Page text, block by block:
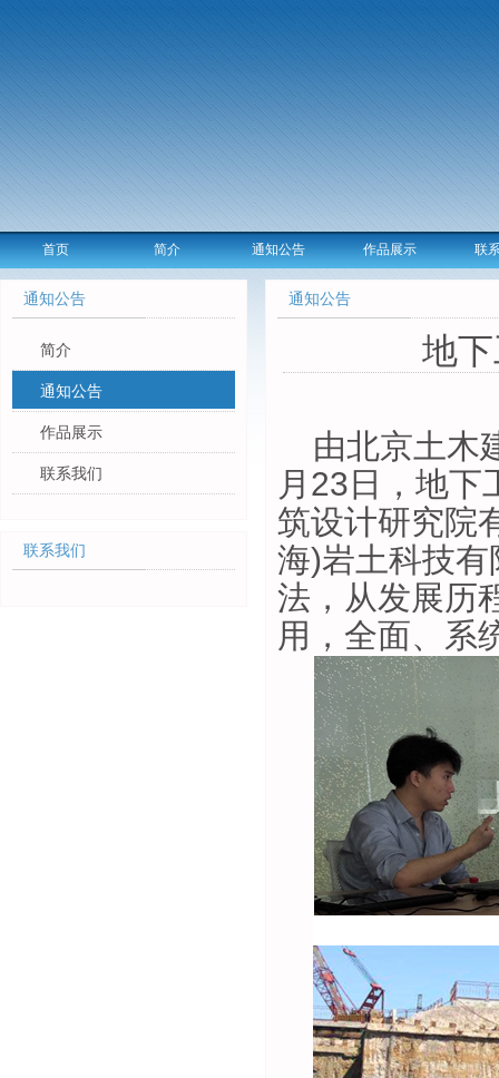
首页 简介 通知公告 作品展示 联
通知公告
简介
通知公告
作品展示
联系我们
联系我们
通知公告
地
由北京土木
月 23 日，地下
筑设计研究院
海)岩土科技
法，从发展历
用，全面、系